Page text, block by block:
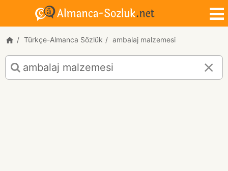
Türkçe-Almanca Sözlük ambalaj malzemesi
ambalaj
malzemesi
için